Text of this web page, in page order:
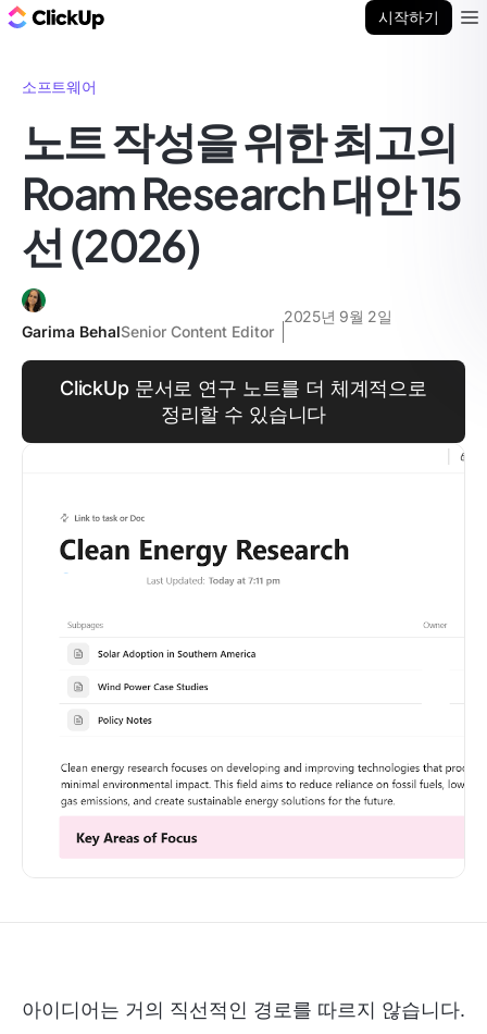
시작하기
소프트웨어
노트 작성을 위한 최고의
Roam Research 대안 15
선 (2026)
Garima BehalSenior Content Editor
2025년 9월 2일
ClickUp 문서로 연구 노트를 더 체계적으로
정리할 수 있습니다
아이디어는 거의 직선적인 경로를 따르지 않습니다.